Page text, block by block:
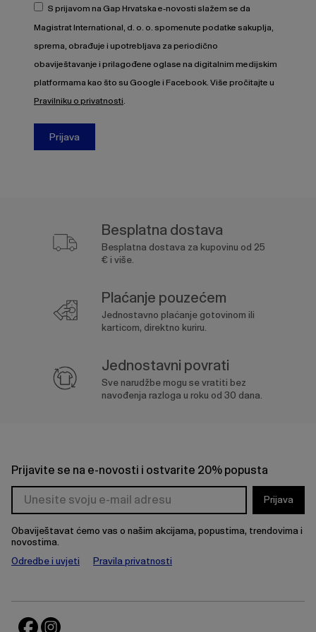
S prijavom na Gap Hrvatska e-novosti slažem se da
Magistrat International, d. o. o. spomenute podatke sakuplja,
sprema, obrađuje i upotrebljava za periodično
obaviještavanje i prilagođene oglase na digitalnim medijskim
platformama kao što su Google i Facebook. Više pročitajte u
Pravilniku o privatnosti
Prijava
Besplatna dostava
Besplatna dostava za kupovinu od 25
€ i više.
Plaćanje pouzećem
Jednostavno plaćanje gotovinom ili
karticom, direktno kuriru.
Jednostavni povrati
Sve narudžbe mogu se vratiti bez
navođenja razloga u roku od 30 dana.
Prijavite se na e-novosti i ostvarite 20% popusta
Prijava
Obaviještavat ćemo vas o našim akcijama, popustima, trendovima i
novostima.
Odredbe i uvjeti
Pravila privatnosti